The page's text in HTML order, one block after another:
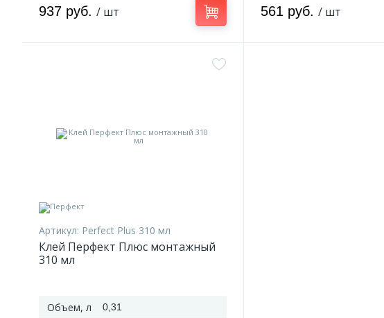
937 руб. / шт 561 руб. / шт
Артикул: Perfect Plus 310 мл
Клей Перфект Плюс монтажный
310 мл
Объем, л 0,31